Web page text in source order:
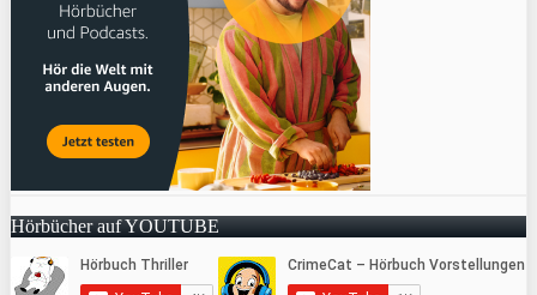
Hörbücher auf YOUTUBE